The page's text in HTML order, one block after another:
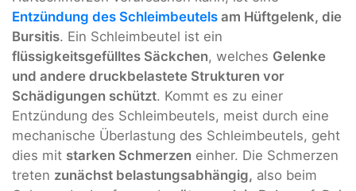
Entzündung des Schleimbeutels am Hüftgelenk, die
Bursitis. Ein Schleimbeutel ist ein
flüssigkeitsgefülltes Säckchen, welches Gelenke
und andere druckbelastete Strukturen vor
Schädigungen schützt. Kommt es zu einer
Entzündung des Schleimbeutels, meist durch eine
mechanische Überlastung des Schleimbeutels, geht
dies mit starken Schmerzen einher. Die Schmerzen
treten zunächst belastungsabhängig, also beim